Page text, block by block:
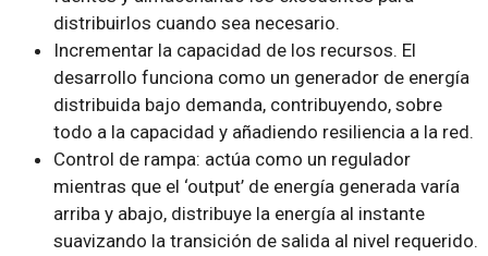
distribuirlos cuando sea necesario.
Incrementar la capacidad de los recursos. El
desarrollo funciona como un generador de energía
distribuida bajo demanda, contribuyendo, sobre
todo a la capacidad y añadiendo resiliencia a la red.
Control de rampa: actúa como un regulador
mientras que el ‘output’ de energía generada varía
arriba y abajo, distribuye la energía al instante
suavizando la transición de salida al nivel requerido.